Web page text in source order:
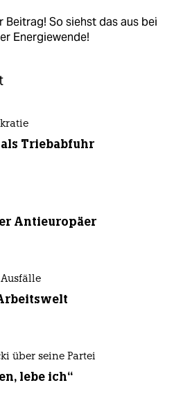
Beitrag! So siehst das aus bei
Energiewende!
Triebabfuhr
Antieuropäer
über seine Partei
lebe ich“